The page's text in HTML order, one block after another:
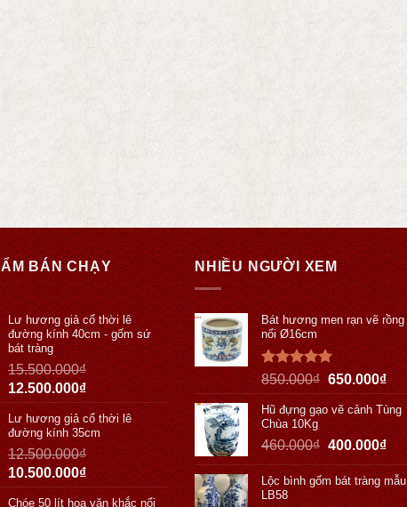
BÁN CHẠY
Lư hương giả cổ thời lê
đường kính 40cm - gốm sứ
bát tràng
15.500.000₫
12.500.000₫
Lư hương giả cổ thời lê
đường kính 35cm
12.500.000₫
10.500.000₫
Chóe 50 lít hoa văn khắc nổi
NHIỀU NGƯỜI XEM
Bát hương men rạn vẽ rồng
nổi Ø16cm
Được xếp
hạng5.00
5 sao
850.000₫ 650.000₫
Hũ đựng gạo vẽ cảnh Tùng
Chùa 10Kg
460.000₫ 400.000₫
Lộc bình gốm bát tràng mẫu
LB58